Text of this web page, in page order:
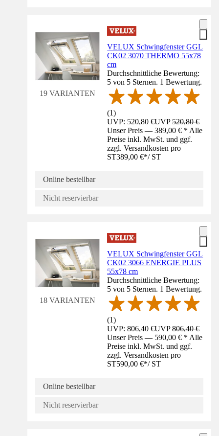
19 VARIANTEN
VELUX Schwingfenster GGL
CK02 3070 THERMO 55x78
cm
Durchschnittliche Bewertung:
5 von 5 Sternen. 1 Bewertung.
(1)
UVP: 520,80 €UVP520,80 €
Unser Preis — 389,00 € * Alle
Preise inkl. MwSt. und ggf.
zzgl. Versandkosten pro
ST389,00 €*/ ST
Online bestellbar
Nicht reservierbar
18 VARIANTEN
VELUX Schwingfenster GGL
CK02 3066 ENERGIE PLUS
55x78 cm
Durchschnittliche Bewertung:
5 von 5 Sternen. 1 Bewertung.
(1)
UVP: 806,40 €UVP806,40 €
Unser Preis — 590,00 € * Alle
Preise inkl. MwSt. und ggf.
zzgl. Versandkosten pro
ST590,00 €*/ ST
Online bestellbar
Nicht reservierbar